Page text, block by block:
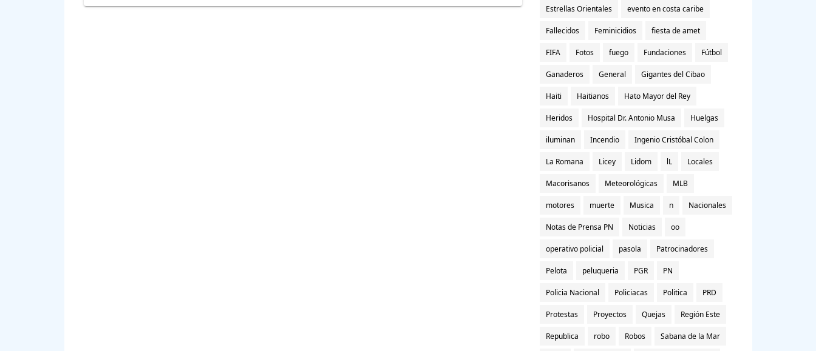
Estrellas Orientales evento en costa caribe
Fallecidos Feminicidios fiesta de amet
FIFA Fotos fuego Fundaciones Fútbol
Ganaderos General Gigantes del Cibao
Haiti Haitianos Hato Mayor del Rey
Heridos Hospital Dr. Antonio Musa Huelgas
iluminan Incendio Ingenio Cristóbal Colon
La Romana Licey Lidom lL Locales
Macorisanos Meteorológicas MLB
motores muerte Musica n Nacionales
Notas de Prensa PN Noticias oo
operativo policial pasola Patrocinadores
Pelota peluqueria PGR PN
Policia Nacional Policiacas Politica PRD
Protestas Proyectos Quejas Región Este
Republica robo Robos Sabana de la Mar